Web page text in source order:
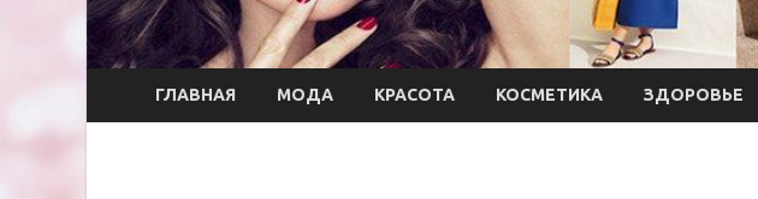
ГЛАВНАЯ МОДА КРАСОТА КОСМЕТИКА ЗДОРОВЬЕ